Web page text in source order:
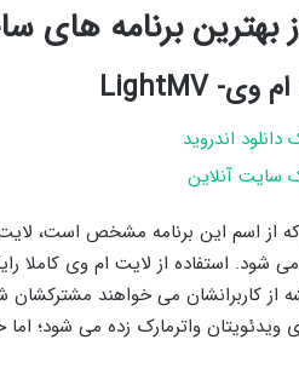
دانلود اندروید
سایت آنلاین
از اسم این برنامه مشخص است،
شود. استفاده از لایت ام وی کاملا
کاربرانشان می خواهند مشترکشان
ویدئویتان واترمارک زده می شود؛